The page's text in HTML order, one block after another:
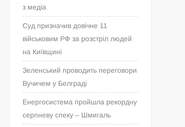
з медіа
Суд призначив довічне 11
військовим РФ за розстріл людей
на Київщині
Зеленський проводить переговори
Вучичем у Белграді
Енергосистема пройшла рекордну
серпневу спеку – Шмигаль